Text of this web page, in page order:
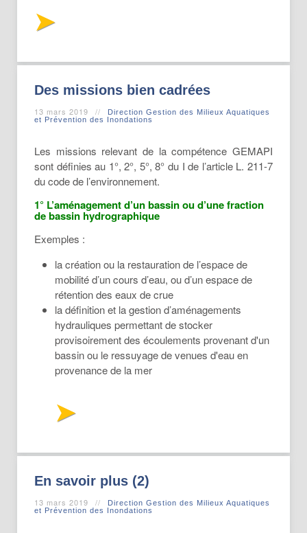
: les milieux marins, les milieux terrestres et
milieux aquatiques compte tenu de
leurs caractéristiques.
Lire La Suite
Des missions bien cadrées
13 mars 2019
Direction Gestion des Milieux Aquatiques
et Prévention des Inondations
Les missions relevant de la compétence GEMAPI
sont définies au 1°, 2°, 5°, 8° du I de l’article L. 211-7
du code de l’environnement.
1° L’aménagement d’un bassin ou d’une fraction
de bassin hydrographique
Exemples :
la création ou la restauration de l’espace de
mobilité d’un cours d’eau, ou d’un espace de
rétention des eaux de crue
la définition et la gestion d’aménagements
hydrauliques permettant de stocker
provisoirement des écoulements provenant d'un
bassin ou le ressuyage de venues d'eau en
provenance de la mer
En savoir plus (2)
13 mars 2019
Direction Gestion des Milieux Aquatiques
et Prévention des Inondations